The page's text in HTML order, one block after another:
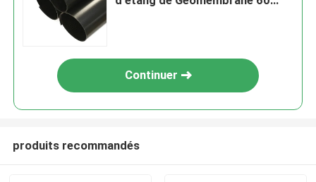
Continuer
produits recommandés